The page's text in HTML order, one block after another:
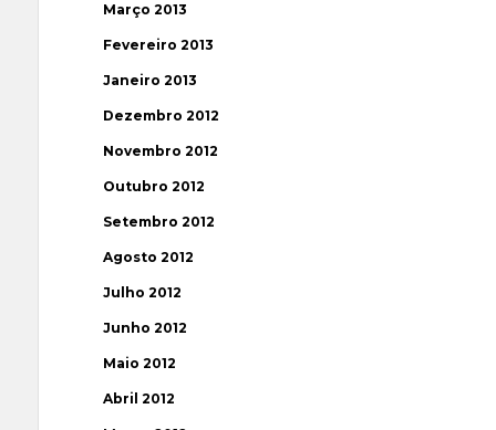
Março 2013
Fevereiro 2013
Janeiro 2013
Dezembro 2012
Novembro 2012
Outubro 2012
Setembro 2012
Agosto 2012
Julho 2012
Junho 2012
Maio 2012
Abril 2012